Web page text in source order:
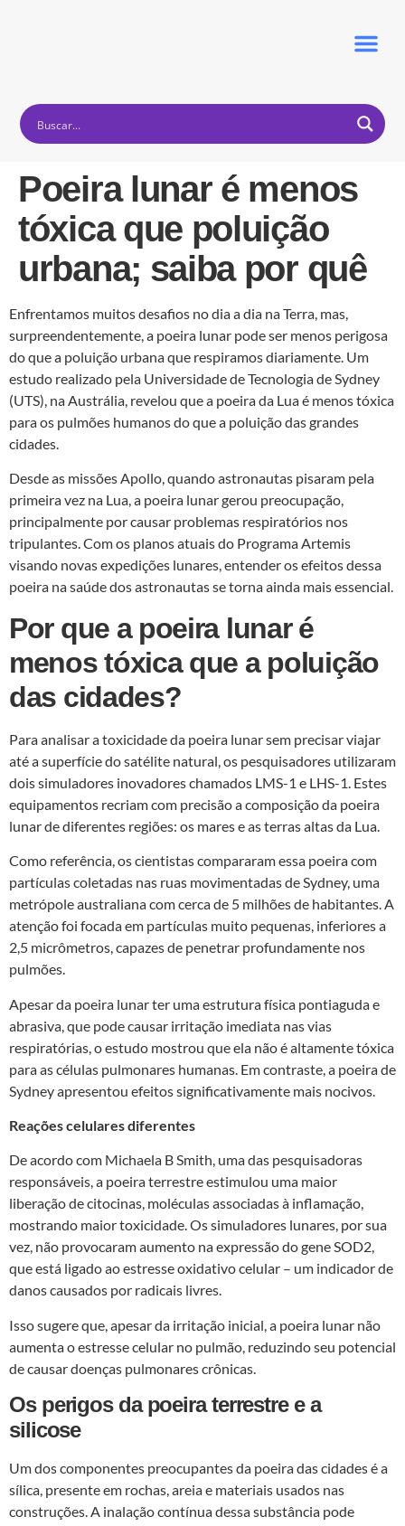
Poeira lunar é menos
tóxica que poluição
urbana; saiba por quê
Enfrentamos muitos desafios no dia a dia na Terra, mas,
surpreendentemente, a poeira lunar pode ser menos perigosa
do que a poluição urbana que respiramos diariamente. Um
estudo realizado pela Universidade de Tecnologia de Sydney
(UTS), na Austrália, revelou que a poeira da Lua é menos tóxica
para os pulmões humanos do que a poluição das grandes
cidades.
Desde as missões Apollo, quando astronautas pisaram pela
primeira vez na Lua, a poeira lunar gerou preocupação,
principalmente por causar problemas respiratórios nos
tripulantes. Com os planos atuais do Programa Artemis
visando novas expedições lunares, entender os efeitos dessa
poeira na saúde dos astronautas se torna ainda mais essencial.
Por que a poeira lunar é
menos tóxica que a poluição
das cidades?
Para analisar a toxicidade da poeira lunar sem precisar viajar
até a superfície do satélite natural, os pesquisadores utilizaram
dois simuladores inovadores chamados LMS-1 e LHS-1. Estes
equipamentos recriam com precisão a composição da poeira
lunar de diferentes regiões: os mares e as terras altas da Lua.
Como referência, os cientistas compararam essa poeira com
partículas coletadas nas ruas movimentadas de Sydney, uma
metrópole australiana com cerca de 5 milhões de habitantes. A
atenção foi focada em partículas muito pequenas, inferiores a
2,5 micrômetros, capazes de penetrar profundamente nos
pulmões.
Apesar da poeira lunar ter uma estrutura física pontiaguda e
abrasiva, que pode causar irritação imediata nas vias
respiratórias, o estudo mostrou que ela não é altamente tóxica
para as células pulmonares humanas. Em contraste, a poeira de
Sydney apresentou efeitos significativamente mais nocivos.
Reações celulares diferentes
De acordo com Michaela B Smith, uma das pesquisadoras
responsáveis, a poeira terrestre estimulou uma maior
liberação de citocinas, moléculas associadas à inflamação,
mostrando maior toxicidade. Os simuladores lunares, por sua
vez, não provocaram aumento na expressão do gene SOD2,
que está ligado ao estresse oxidativo celular – um indicador de
danos causados por radicais livres.
Isso sugere que, apesar da irritação inicial, a poeira lunar não
aumenta o estresse celular no pulmão, reduzindo seu potencial
de causar doenças pulmonares crônicas.
Os perigos da poeira terrestre e a
silicose
Um dos componentes preocupantes da poeira das cidades é a
sílica, presente em rochas, areia e materiais usados nas
construções. A inalação contínua dessa substância pode